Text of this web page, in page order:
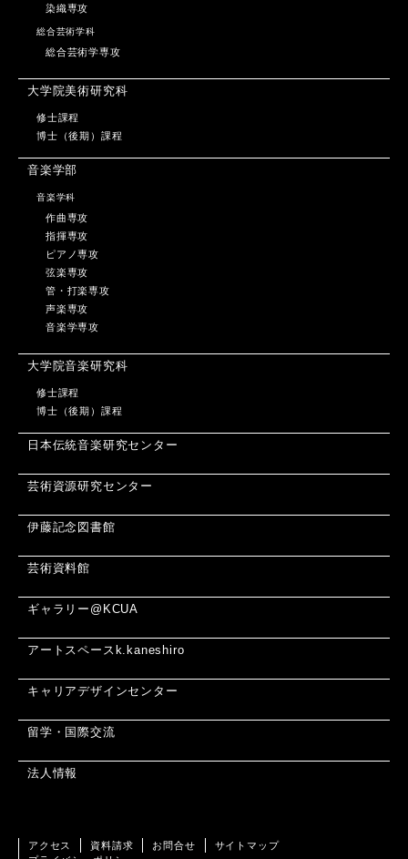
染織専攻
総合芸術学科
総合芸術学専攻
大学院美術研究科
修士課程
博士（後期）課程
音楽学部
音楽学科
作曲専攻
指揮専攻
ピアノ専攻
弦楽専攻
管・打楽専攻
声楽専攻
音楽学専攻
大学院音楽研究科
修士課程
博士（後期）課程
日本伝統音楽研究センター
芸術資源研究センター
伊藤記念図書館
芸術資料館
ギャラリー@KCUA
アートスペースk.kaneshiro
キャリアデザインセンター
留学・国際交流
法人情報
アクセス 資料請求 お問合せ
サイトマップ